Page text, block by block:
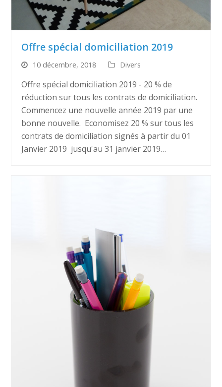
Offre spécial domiciliation 2019
10 décembre, 2018 Divers
Offre spécial domiciliation 2019 - 20 % de
réduction sur tous les contrats de domiciliation.
Commencez une nouvelle année 2019 par une
bonne nouvelle. Economisez 20 % sur tous les
contrats de domiciliation signés à partir du 01
Janvier 2019 jusqu'au 31 janvier 2019…